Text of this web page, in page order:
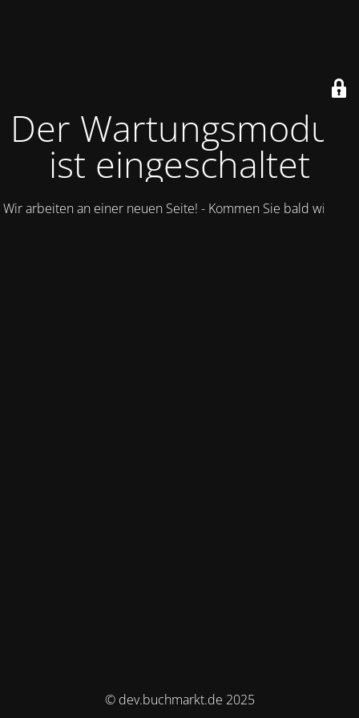
Der Wartungsmodus
ist eingeschaltet
Wir arbeiten an einer neuen Seite! - Kommen Sie bald wieder.
© dev.buchmarkt.de 2025